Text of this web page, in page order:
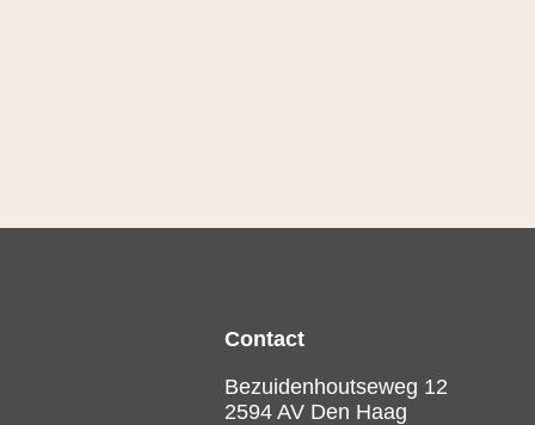
Contact
Bezuidenhoutseweg 12
2594 AV Den Haag